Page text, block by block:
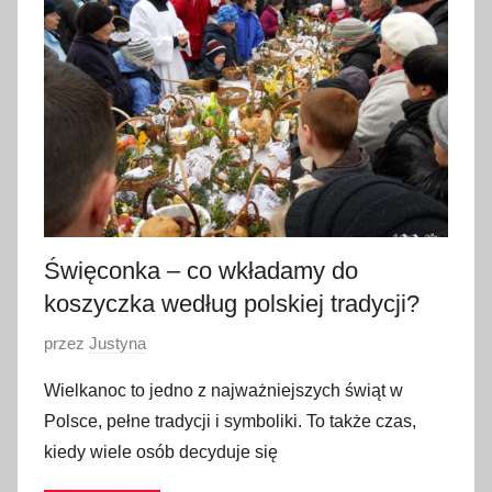
w
i
0
3
Święconka – co wkładamy do
koszyczka według polskiej tradycji?
O
u
b
l
i
przez Justyna
Wielkanoc to jedno z najważniejszych świąt w
Polsce, pełne tradycji i symboliki. To także czas,
kiedy wiele osób decyduje się